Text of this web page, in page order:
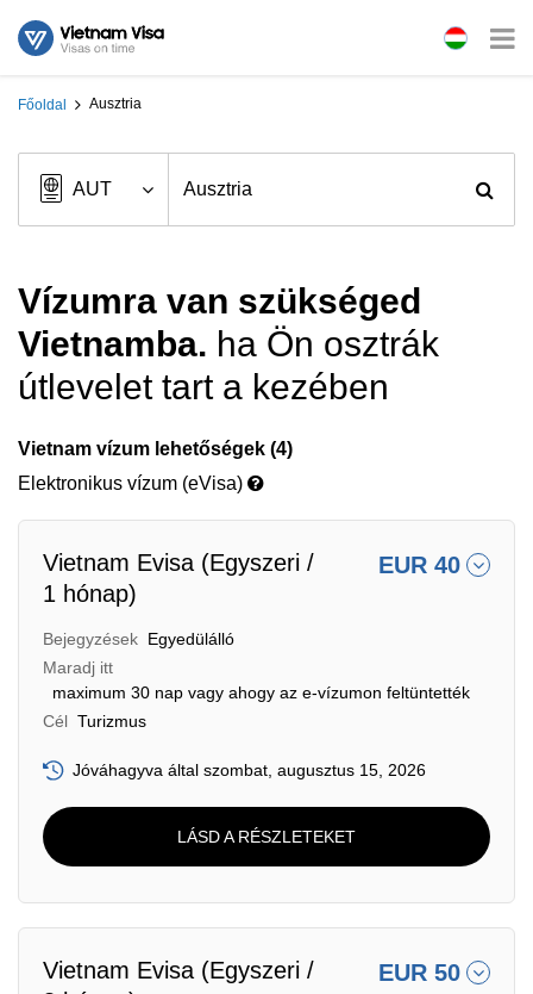
Főoldal Ausztria
Vízumra van szükséged
Vietnamba. ha Ön osztrák
útlevelet tart a kezében
Vietnam vízum lehetőségek (4)
Elektronikus vízum (eVisa)
Vietnam Evisa (Egyszeri /
1 hónap)
EUR 40
Bejegyzések Egyedülálló
Maradj itt
maximum 30 nap vagy ahogy az e-vízumon feltüntették
Cél Turizmus
Jóváhagyva által szombat, augusztus 15, 2026
LÁSD A RÉSZLETEKET
Vietnam Evisa (Egyszeri /
EUR 50